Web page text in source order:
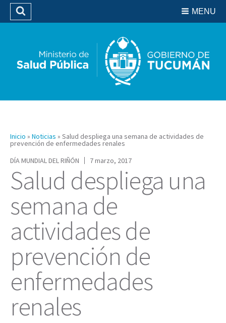
Biblioteca
MENU
Buscar
Inicio » Noticias » Salud despliega una semana de actividades de
prevención de enfermedades renales
DÍA MUNDIAL DEL RIÑÓN
7 marzo, 2017
Salud despliega una
semana de
actividades de
prevención de
enfermedades
renales